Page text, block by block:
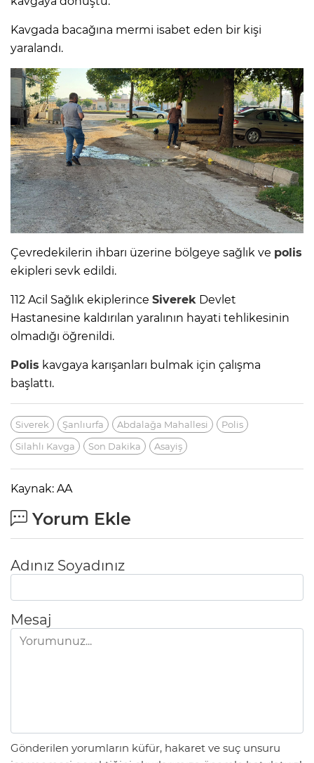
Kavgada bacağına mermi isabet eden bir kişi
yaralandı.
Çevredekilerin ihbarı üzerine bölgeye sağlık ve polis
ekipleri sevk edildi.
112 Acil Sağlık ekiplerince Siverek Devlet
Hastanesine kaldırılan yaralının hayati tehlikesinin
olmadığı öğrenildi.
Polis kavgaya karışanları bulmak için çalışma
başlattı.
Siverek Şanlıurfa Abdalağa Mahallesi
Polis
Silahlı Kavga
Son Dakika Asayiş
Kaynak: AA
Yorum Ekle
Adınız Soyadınız
Mesaj
Gönderilen yorumların küfür, hakaret ve suç unsuru